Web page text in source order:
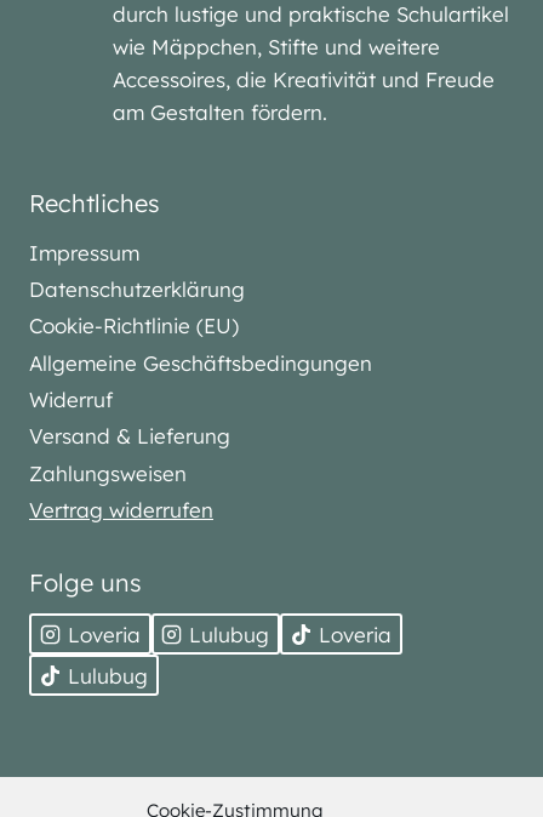
Cookie-Zustimmung
durch lustige und praktische Schulartikel
wie Mäppchen, Stifte und weitere
Accessoires, die Kreativität und Freude
am Gestalten fördern.
Rechtliches
Impressum
Datenschutzerklärung
Cookie-Richtlinie (EU)
Allgemeine Geschäftsbedingungen
Widerruf
Versand & Lieferung
Zahlungsweisen
Vertrag widerrufen
Folge uns
Loveria Lulubug
Loveria
Lulubug